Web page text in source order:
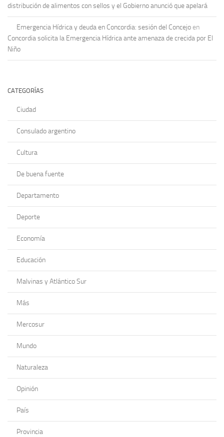
distribución de alimentos con sellos y el Gobierno anunció que apelará
Emergencia Hídrica y deuda en Concordia: sesión del Concejo en
Concordia solicita la Emergencia Hídrica ante amenaza de crecida por El
Niño
CATEGORÍAS
Ciudad
Consulado argentino
Cultura
De buena fuente
Departamento
Deporte
Economía
Educación
Malvinas y Atlántico Sur
Más
Mercosur
Mundo
Naturaleza
Opinión
País
Provincia